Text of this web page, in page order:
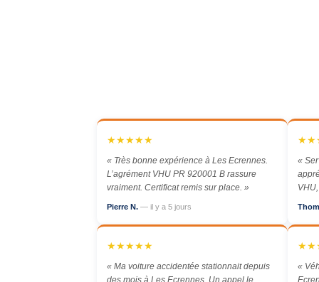
★★★★★
« Très bonne expérience à Les Ecrennes.
L’agrément VHU PR 920001 B rassure
vraiment. Certificat remis sur place. »
Pierre N. — il y a 5 jours
«
★★★★★
« Ma voiture accidentée stationnait depuis
des mois à Les Ecrennes. Un appel le
«